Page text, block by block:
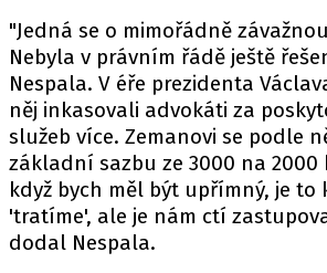
"Jedná se o mimořádně
Nebyla v právním řádě ještě
Nespala. V éře prezidenta
něj inkasovali advokáti za
služeb více. Zemanovi se podle
základní sazbu ze 3000 na 2000
když bych měl být upřímný, je to
'tratíme', ale je nám ctí
dodal Nespala.